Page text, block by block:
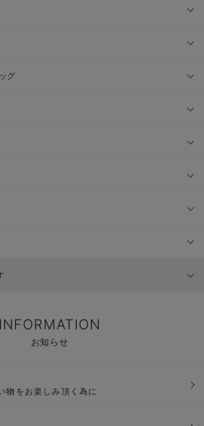
グ
INFORMATION
お知らせ
物をお楽しみ頂く為に